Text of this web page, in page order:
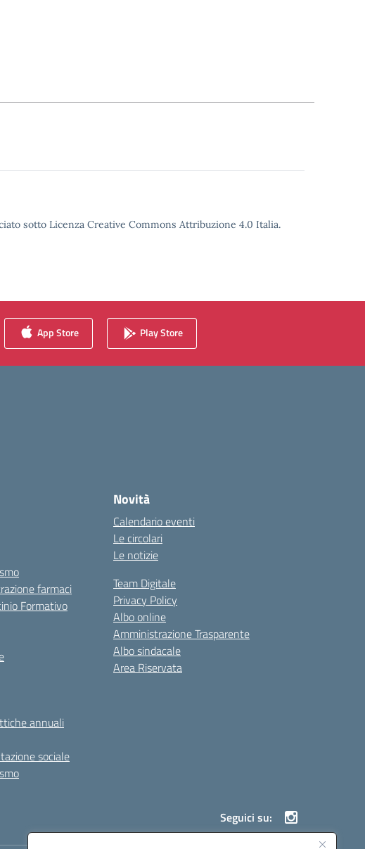
sotto Licenza Creative Commons Attribuzione 4.0 Italia.
App Store Play Store
farmaci
Formativo
annuali
sociale
Novità
Calendario eventi
Le circolari
Le notizie
Team Digitale
Privacy Policy
Albo online
Amministrazione Trasparente
Albo sindacale
Area Riservata
Seguici su: